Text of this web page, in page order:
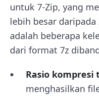
untuk 7-Zip, yang
lebih besar daripada
adalah beberapa
dari format 7z
Rasio kompresi
menghasilkan